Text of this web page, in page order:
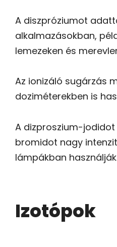
A diszpróziumot
alkalmazásokban,
lemezeken és
Az ionizáló sugárzás
doziméterekben is
A dizproszium-
bromidot nagy
lámpákban
Izotópok